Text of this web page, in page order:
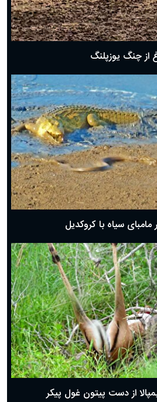
از چنگ یوزپلنگ
مامبای سیاه با کروکدیل
از دست پیتون غول پیکر